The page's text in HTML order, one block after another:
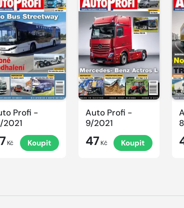
Profi -
2021
Kč Koupit
Auto Profi -
9/2021
47 Kč Koupit